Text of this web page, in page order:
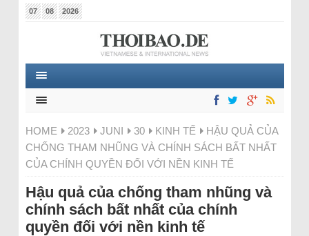
07 08 2026
HOME 2023 JUNI 30 KINH TẾ
HẬU QUẢ CỦA
CHỐNG THAM NHŨNG VÀ CHÍNH SÁCH BẤT NHẤT
CỦA CHÍNH QUYỀN ĐỐI VỚI NỀN KINH TẾ
Hậu quả của chống tham nhũng và
chính sách bất nhất của chính
quyền đối với nền kinh tế